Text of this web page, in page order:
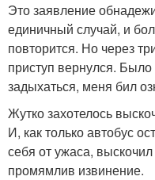
Это заявление
единичный случай, и
повторится. Но через
приступ вернулся.
задыхаться, меня бил
Жутко захотелось
И, как только автобус
себя от ужаса, выскочил
промямлив извинение.